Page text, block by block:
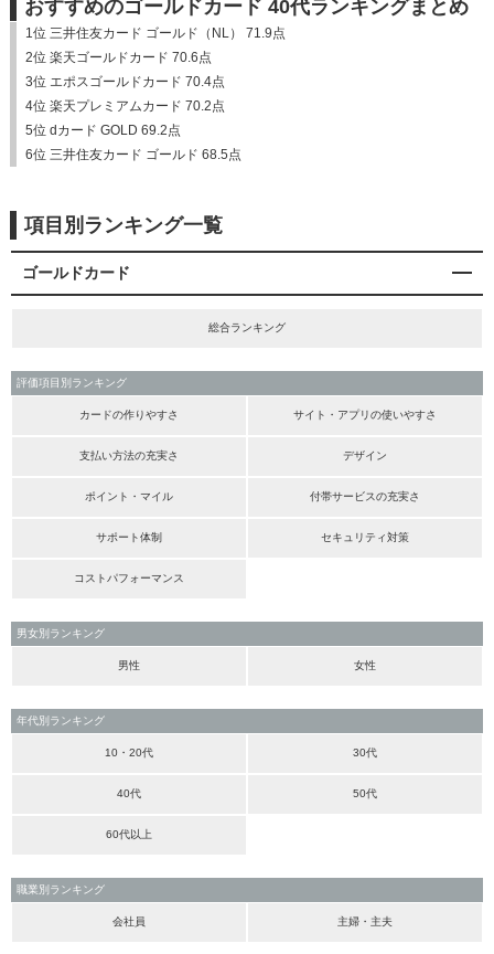
おすすめのゴールドカード 40代ランキングまとめ
1位 三井住友カード ゴールド（NL） 71.9点
2位 楽天ゴールドカード 70.6点
3位 エポスゴールドカード 70.4点
4位 楽天プレミアムカード 70.2点
5位 dカード GOLD 69.2点
6位 三井住友カード ゴールド 68.5点
項目別ランキング一覧
ゴールドカード
総合ランキング
評価項目別ランキング
カードの作りやすさ サイト・アプリの使いやすさ
支払い方法の充実さ デザイン
ポイント・マイル 付帯サービスの充実さ
サポート体制 セキュリティ対策
コストパフォーマンス
男女別ランキング
男性 女性
年代別ランキング
10・20代 30代
40代 50代
60代以上
職業別ランキング
会社員 主婦・主夫